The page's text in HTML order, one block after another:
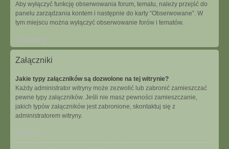
Aby wyłączyć funkcję obserwowania forum, tematu, należy przejść do
panelu zarządzania kontem i następnie do karty “Obserwowane”. W
tym miejscu można wyłączyć obserwowanie forów i tematów.
Na górę
Załączniki
Jakie typy załączników są dozwolone na tej witrynie?
Każdy administrator witryny może zezwolić lub zabronić zamieszczać
pewne typy załączników. Jeśli nie masz pewności zamieszczanie,
jakich typów załączników jest zabronione, skontaktuj się z
administratorem witryny.